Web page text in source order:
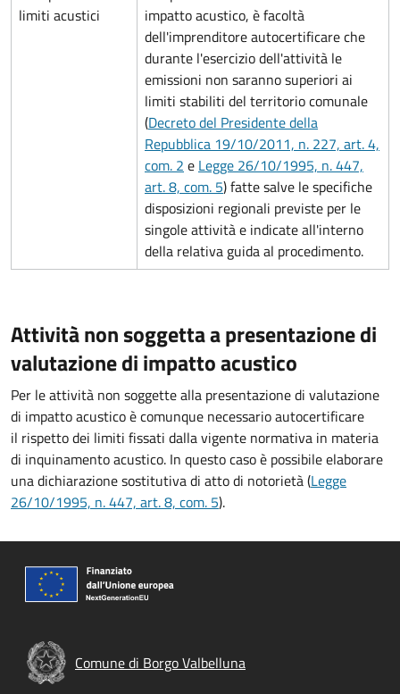
limiti acustici
impatto acustico, è facoltà
dell'imprenditore autocertificare che
durante l'esercizio dell'attività le
emissioni non saranno superiori ai
limiti stabiliti del territorio comunale
(Decreto del Presidente della
Repubblica 19/10/2011, n. 227, art. 4,
com. 2 e Legge 26/10/1995, n. 447,
art. 8, com. 5) fatte salve le specifiche
disposizioni regionali previste per le
singole attività e indicate all'interno
della relativa guida al procedimento.
Attività non soggetta a presentazione di
valutazione di impatto acustico
Per le attività non soggette alla presentazione di valutazione
di impatto acustico è comunque necessario autocertificare
il rispetto dei limiti fissati dalla vigente normativa in materia
di inquinamento acustico. In questo caso è possibile elaborare
una dichiarazione sostitutiva di atto di notorietà (Legge
26/10/1995, n. 447, art. 8, com. 5).
Comune di Borgo Valbelluna